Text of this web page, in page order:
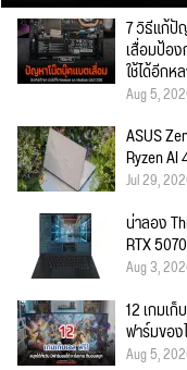
7 วิธีแก้ปั
เสื่อมป้อง
ใช้ได้อีกห
Aug 5,
ASUS
Ryzen
Jul 29,
น่าลอง
RTX
Aug 3,
12 เกมเ
ฟาร์มขอ
Aug 5,